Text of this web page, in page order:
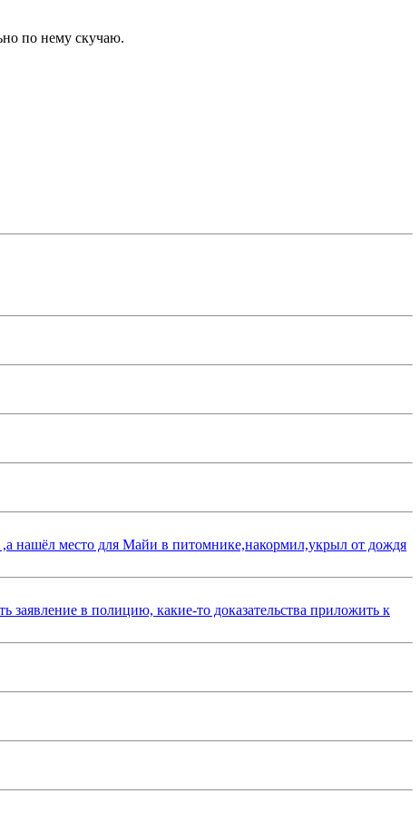
по нему скучаю.
нашёл место для Майи в питомнике,накормил,укрыл от дождя
в полицию, какие-то доказательства приложить к